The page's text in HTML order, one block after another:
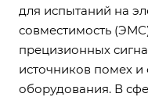
для испытаний на
совместимость
прецизионных
источников помех и
оборудования. В